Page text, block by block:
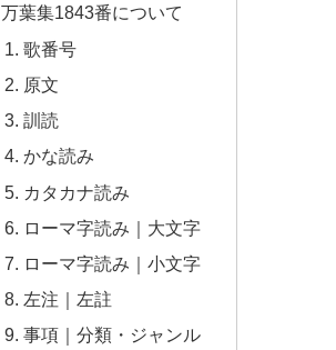
万葉集1843番について
歌番号
原文
訓読
かな読み
カタカナ読み
ローマ字読み｜大文字
ローマ字読み｜小文字
左注｜左註
事項｜分類・ジャンル